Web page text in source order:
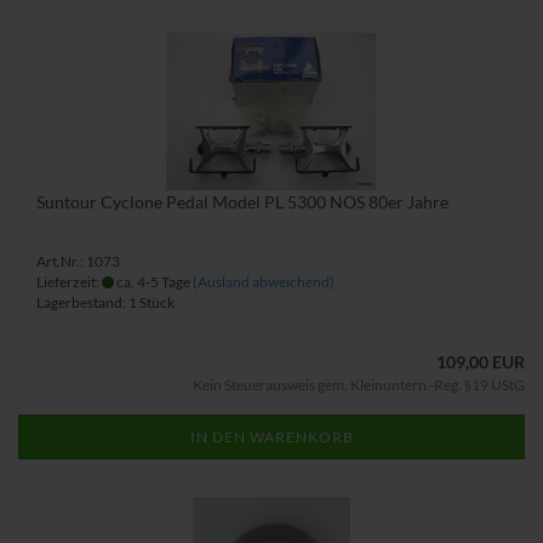
Suntour Cyclone Pedal Model PL 5300 NOS 80er Jahre
Art.Nr.: 1073
Lieferzeit:
ca. 4-5 Tage (Ausland abweichend)
Lagerbestand: 1 Stück
109,00 EUR
Kein Steuerausweis gem. Kleinuntern.-Reg. §19 UStG
IN DEN WARENKORB